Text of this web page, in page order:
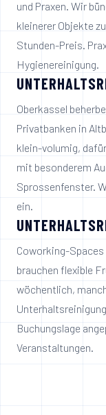
und Praxen. Wir
kleinerer Objekte
Stunden-Preis.
Hygienereinigung.
Oberkassel
Privatbanken in
klein-volumig,
mit besonderem
Sprossenfenster.
ein.
Coworking-
brauchen flexible
wöchentlich,
Buchungslage
Veranstaltungen.